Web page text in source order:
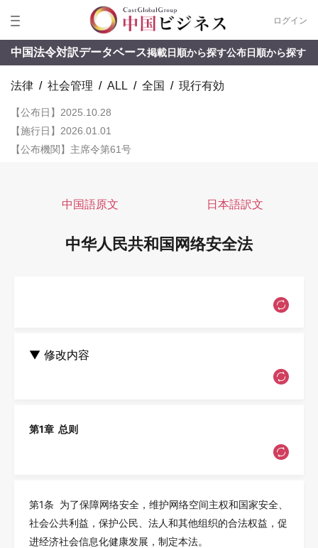
ログイン
中国法令対訳データベース掲載日順から探す公布日順から探す
法律 / 社会管理 / ALL / 全国 / 現行有効
【公布日】2025.10.28
【施行日】2026.01.01
【公布機関】主席令第61号
中国語原文 日本語訳文
中华人民共和国网络安全法
▼ 修改内容
第1章 总则
第1条 为了保障网络安全，维护网络空间主权和国家安全、
社会公共利益，保护公民、法人和其他组织的合法权益，促
进经济社会信息化健康发展，制定本法。